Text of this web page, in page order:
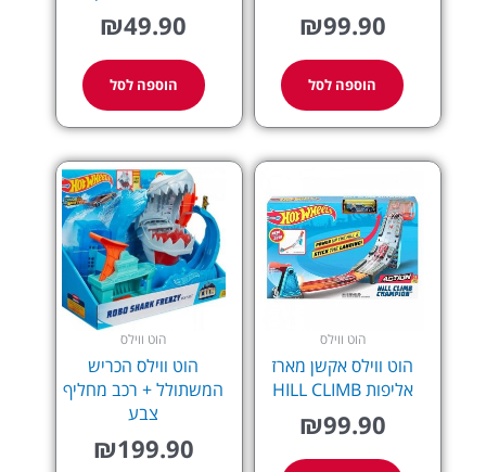
₪99.90
הוספה לסל
₪49.90
הוספה לסל
הוט ווילס
הוט ווילס אקשן מארז
אליפות HILL CLIMB
₪99.90
הוט ווילס
הוט ווילס הכריש
המשתולל + רכב מחליף
צבע
₪199.90